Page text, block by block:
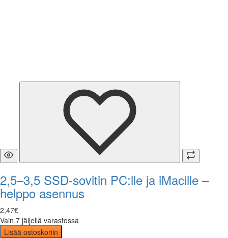
2,5–3,5 SSD-sovitin PC:lle ja iMacille –
helppo asennus
2,47€
Vain 7 jäljellä varastossa
Lisää ostoskoriin